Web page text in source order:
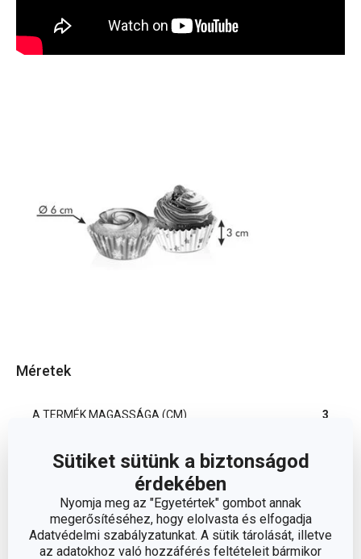
Sütiket sütünk a biztonságod
érdekében
Nyomja meg az "Egyetértek" gombot annak
megerősítéséhez, hogy elolvasta és elfogadja
Adatvédelmi szabályzatunkat. A sütik tárolását, illetve
az adatokhoz való hozzáférés feltételeit bármikor
Méretek
A TERMÉK MAGASSÁGA (CM) 3
ÁTMÉRŐ (CM)
Egyéb paraméterek